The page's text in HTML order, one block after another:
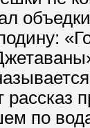
рассказ
по